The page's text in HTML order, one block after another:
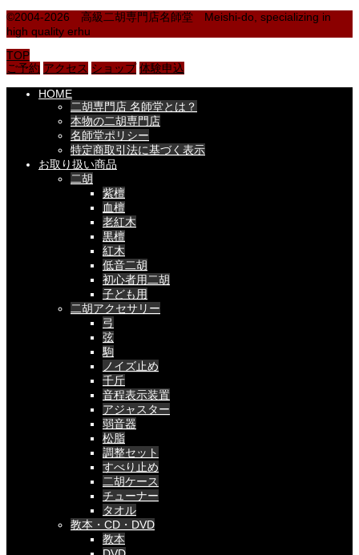
©2004-2026 高級二胡専門店名師堂 Meishi-do, specializing in
high quality erhu
TOP
ご予約 アクセス ショップ 体験申込
HOME
二胡専門店 名師堂とは？
本物の二胡専門店
名師堂ポリシー
特定商取引法に基づく表示
お取り扱い商品
二胡
紫檀
血檀
老紅木
黒檀
紅木
低音二胡
初心者用二胡
子ども用
二胡アクセサリー
弓
弦
駒
ノイズ止め
千斤
音程表示装置
アジャスター
弱音器
松脂
調整セット
すべり止め
二胡ケース
チューナー
タオル
教本・CD・DVD
教本